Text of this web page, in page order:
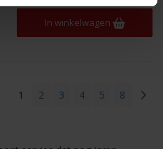
In winkelwagen
1 2 3 4 5 8